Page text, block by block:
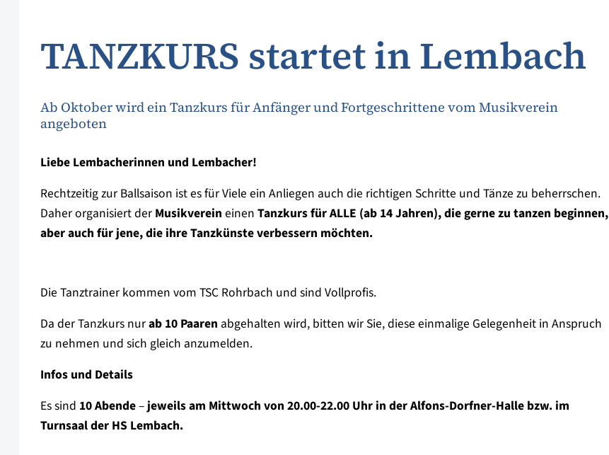
TANZKURS startet in Lembach
Ab Oktober wird ein Tanzkurs für Anfänger und Fortgeschrittene vom Musikverein
angeboten
Liebe Lembacherinnen und Lembacher!
Rechtzeitig zur Ballsaison ist es für Viele ein Anliegen auch die richtigen Schritte und Tänze zu beherrschen.
Daher organisiert der Musikverein einen Tanzkurs für ALLE (ab 14 Jahren), die gerne zu tanzen beginnen,
aber auch für jene, die ihre Tanzkünste verbessern möchten.
Die Tanztrainer kommen vom TSC Rohrbach und sind Vollprofis.
Da der Tanzkurs nurab 10 Paaren abgehalten wird, bitten wir Sie, diese einmalige Gelegenheit in Anspruch
zu nehmen und sich gleich anzumelden.
Infos und Details
Es sind 10 Abende– jeweils am Mittwoch von 20.00-22.00 Uhr in der Alfons-Dorfner-Halle bzw. im
Turnsaal der HS Lembach.